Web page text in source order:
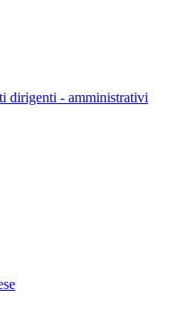
dirigenti - amministrativi